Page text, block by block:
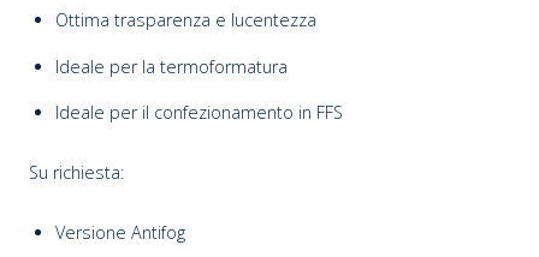
Ottima trasparenza e lucentezza
Ideale per la termoformatura
Ideale per il confezionamento in FFS
Su richiesta:
Versione Antifog